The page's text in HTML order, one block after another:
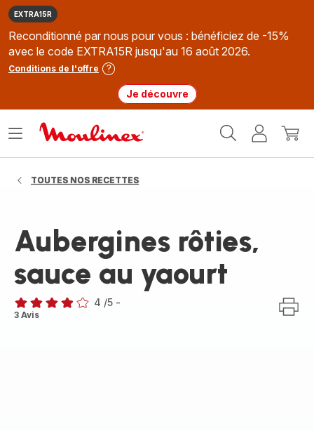
EXTRA15R
Reconditionné par nous pour vous : bénéficiez de -15%
avec le code EXTRA15R jusqu'au 16 août 2026.
Conditions de l'offre
Je découvre
MonMon
Ouvrir
TOUTES NOS RECETTES
Aubergines rôties,
sauce au yaourt
Avis
4 /5 -
3 Avis